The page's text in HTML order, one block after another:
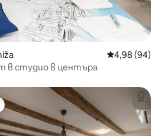
Средна
4,98 (94)
в студио в центъра